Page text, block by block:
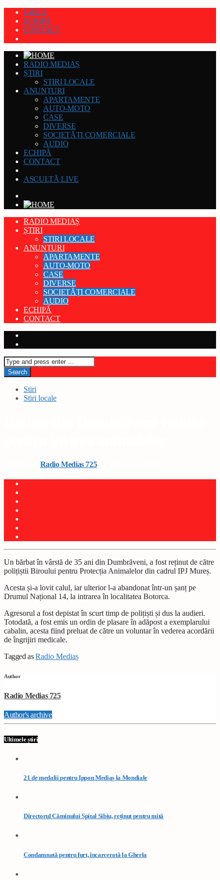
GRILĂ
ECHIPĂ
CONTACT
RADIO MEDIAȘ
ȘTIRI
STIRI LOCALE
ANUNȚURI
APARTAMENTE
AUTO-MOTO
CASE
DIVERSE
SOCIETĂȚI COMERCIALE
AUDIO
ECHIPĂ
CONTACT
ASCULTĂ LIVE
RADIO MEDIAȘ
ȘTIRI
STIRI LOCALE
ANUNȚURI
APARTAMENTE
AUTO-MOTO
CASE
DIVERSE
SOCIETĂȚI COMERCIALE
AUDIO
ECHIPĂ
CONTACT
Stiri
Stiri locale
Radio Medias 725on 13 ianuarie 2025
Un bărbat în vârstă de 35 ani din Dumbrăveni, a fost reținut de către
polițiștii Biroului pentru Protecția Animalelor din cadrul IPJ Mureș.
Acesta și-a lovit calul, iar ulterior l-a abandonat într-un șanț pe
Drumul Național 14, la intrarea în localitatea Botorca.
Agresorul a fost depistat în scurt timp de polițiști și dus la audieri.
Totodată, a fost emis un ordin de plasare în adăpost a exemplarului
cabalin, acesta fiind preluat de către un voluntar în vederea acordării
de îngrijiri medicale.
Tagged asRadio Mediaș
Author
Radio Medias 725
Author's archive
Ultimele știri
21 de medalii pentru Ippon Mediaș la Mondiale
Directorul Căminului Spital Sibiu, reținut pentru mită
Condamnată pentru furt, încarcerată la Gherla